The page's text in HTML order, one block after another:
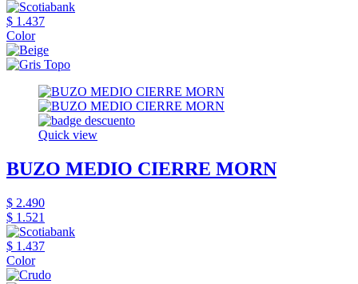
$ 1.437
Color
Quick view
BUZO MEDIO CIERRE MORN
$ 2.490
$ 1.521
$ 1.437
Color